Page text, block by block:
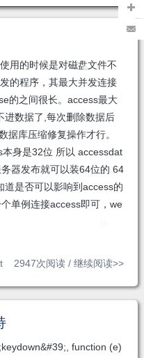
返回
主页
加关
用的时候是对磁盘文件不
的程序，其最大并发连接
的之间很长。access最大
进数据了,每次删除数据后
据库压缩修复操作才行。
身是32位 所以 accessdat
器发布就可以装64位的 64
道是否可以影响到access的
单例连接access即可，we
2947次阅读 /继续阅读>>
function (e)